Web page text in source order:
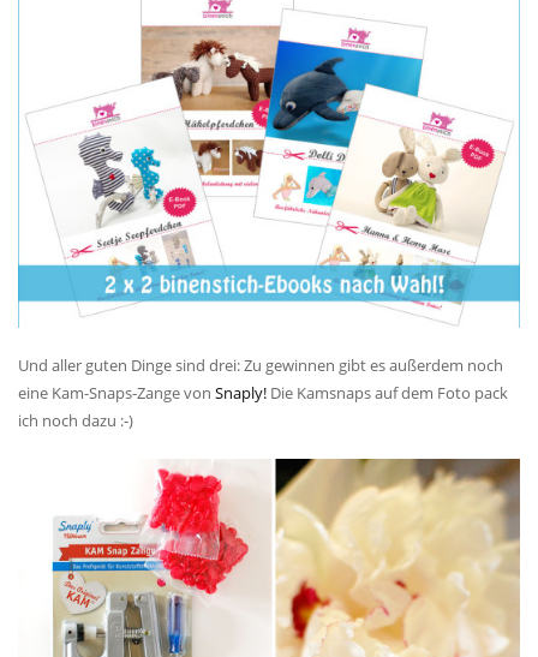
Und aller guten Dinge sind drei: Zu gewinnen gibt es außerdem noch
eine Kam-Snaps-Zange von Snaply! Die Kamsnaps auf dem Foto pack
ich noch dazu :-)